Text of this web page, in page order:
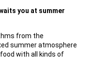
you at summer
from the
summer atmosphere
with all kinds of